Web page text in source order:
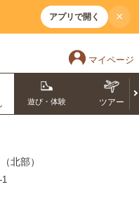
アプリで開く ×
マイページ
遊び・体験 ツアー
北部）
1